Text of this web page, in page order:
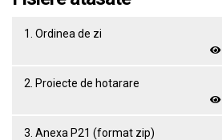
1. Ordinea de zi
2. Proiecte de hotarare
3. Anexa P21 (format zip)